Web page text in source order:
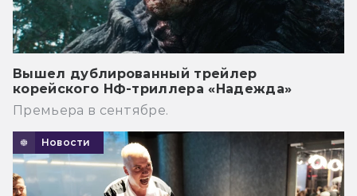
Вышел дублированный трейлер
корейского НФ-триллера «Надежда»
Премьера в сентябре.
Новости